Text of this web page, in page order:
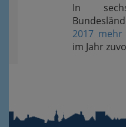
In
2017 mehr
im Jahr